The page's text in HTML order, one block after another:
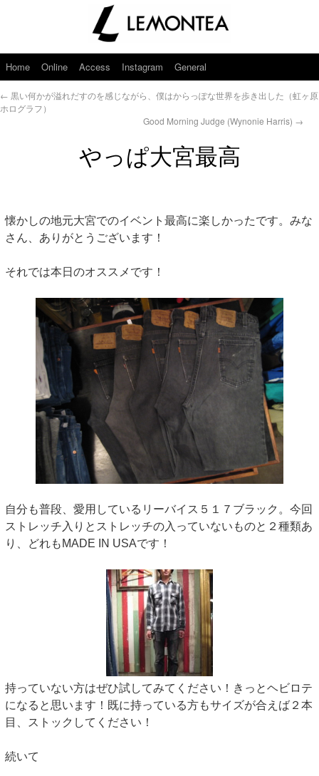
Home Online Access Instagram General
← 黒い何かが溢れだすのを感じながら、僕はからっぽな世界を歩き出した（虹ヶ原
ホログラフ）
Good Morning Judge (Wynonie Harris) →
やっぱ大宮最高
懐かしの地元大宮でのイベント最高に楽しかったです。みな
さん、ありがとうございます！
それでは本日のオススメです！
自分も普段、愛用しているリーバイス５１７ブラック。今回
ストレッチ入りとストレッチの入っていないものと２種類あ
り、どれもMADE IN USAです！
持っていない方はぜひ試してみてください！きっとヘビロテ
になると思います！既に持っている方もサイズが合えば２本
目、ストックしてください！
続いて